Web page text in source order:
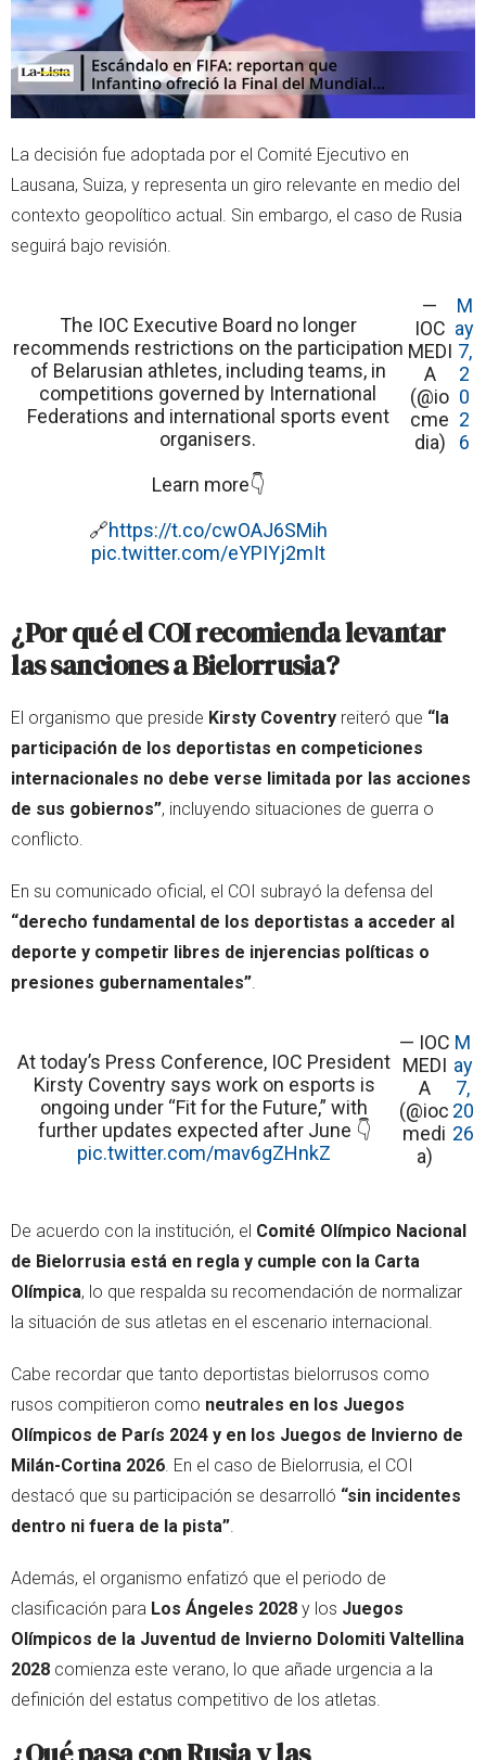
La decisión fue adoptada por el Comité Ejecutivo en
Lausana, Suiza, y representa un giro relevante en medio del
contexto geopolítico actual. Sin embargo, el caso de Rusia
seguirá bajo revisión.
The IOC Executive Board no longer
recommends restrictions on the participation
of Belarusian athletes, including teams, in
competitions governed by International
Federations and international sports event
organisers.
Learn more👇
🔗https://t.co/cwOAJ6SMih
pic.twitter.com/eYPIYj2mIt
—
IOC
MEDI
A
(@io
cme
dia)
M
ay
7,
2
0
2
6
¿Por qué el COI recomienda levantar
las sanciones a Bielorrusia?
El organismo que preside Kirsty Coventry reiteró que “la
participación de los deportistas en competiciones
internacionales no debe verse limitada por las acciones
de sus gobiernos”, incluyendo situaciones de guerra o
conflicto.
En su comunicado oficial, el COI subrayó la defensa del
“derecho fundamental de los deportistas a acceder al
deporte y competir libres de injerencias políticas o
presiones gubernamentales”.
At today’s Press Conference, IOC President
Kirsty Coventry says work on esports is
ongoing under “Fit for the Future,” with
further updates expected after June 👇
pic.twitter.com/mav6gZHnkZ
— IOC
MEDI
A
(@ioc
medi
a)
M
ay
7,
20
26
De acuerdo con la institución, el Comité Olímpico Nacional
de Bielorrusia está en regla y cumple con la Carta
Olímpica, lo que respalda su recomendación de normalizar
la situación de sus atletas en el escenario internacional.
Cabe recordar que tanto deportistas bielorrusos como
rusos compitieron como neutrales en los Juegos
Olímpicos de París 2024 y en los Juegos de Invierno de
Milán-Cortina 2026. En el caso de Bielorrusia, el COI
destacó que su participación se desarrolló “sin incidentes
dentro ni fuera de la pista”.
Además, el organismo enfatizó que el periodo de
clasificación para Los Ángeles 2028 y los Juegos
Olímpicos de la Juventud de Invierno Dolomiti Valtellina
2028 comienza este verano, lo que añade urgencia a la
definición del estatus competitivo de los atletas.